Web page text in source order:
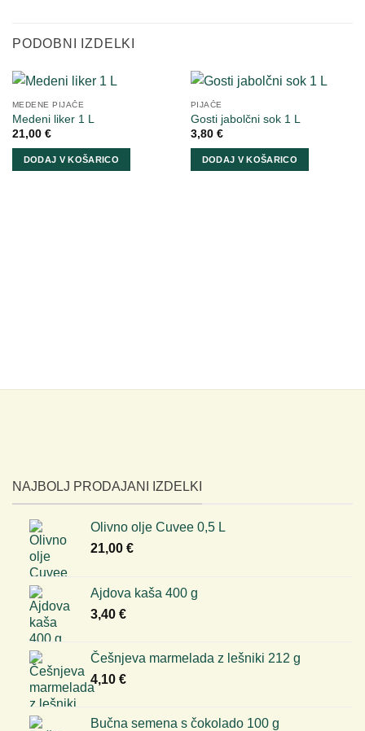
PODOBNI IZDELKI
MEDENE PIJAČE
Medeni liker 1 L
21,00 €
DODAJ V KOŠARICO
PIJAČE
Gosti jabolčni sok 1 L
3,80 €
DODAJ V KOŠARICO
NAJBOLJ PRODAJANI IZDELKI
Olivno olje Cuvee 0,5 L
21,00 €
Ajdova kaša 400 g
3,40 €
Češnjeva marmelada z lešniki 212 g
4,10 €
Bučna semena s čokolado 100 g